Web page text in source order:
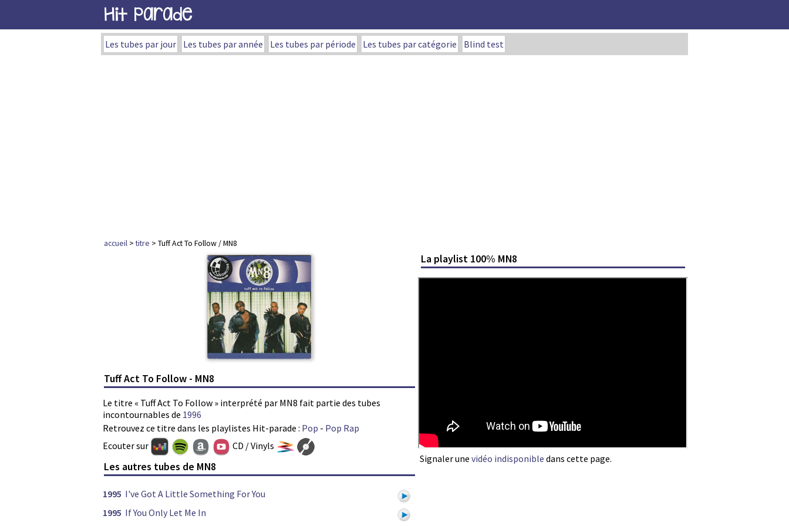
Hit Parade
Les tubes par jour Les tubes par année Les tubes par période Les tubes par catégorie Blind test
accueil >titre > Tuff Act To Follow / MN8
Tuff Act To Follow - MN8
Le titre « Tuff Act To Follow » interprété par MN8 fait partie des tubes
incontournables de 1996
Retrouvez ce titre dans les playlistes Hit-parade : Pop - Pop Rap
La playlist 100% MN8
Signaler une vidéo indisponible dans cette page.
Ecouter sur CD / Vinyls
Les autres tubes de MN8
1995 I've Got A Little Something For You
1995 If You Only Let Me In